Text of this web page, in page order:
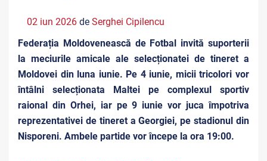
02 iun 2026 de Serghei Cipilencu
Federația Moldovenească de Fotbal invită suporterii
la meciurile amicale ale selecționatei de tineret a
Moldovei din luna iunie. Pe 4 iunie, micii tricolori vor
întâlni selecționata Maltei pe complexul sportiv
raional din Orhei, iar pe 9 iunie vor juca împotriva
reprezentativei de tineret a Georgiei, pe stadionul din
Nisporeni. Ambele partide vor începe la ora 19:00.